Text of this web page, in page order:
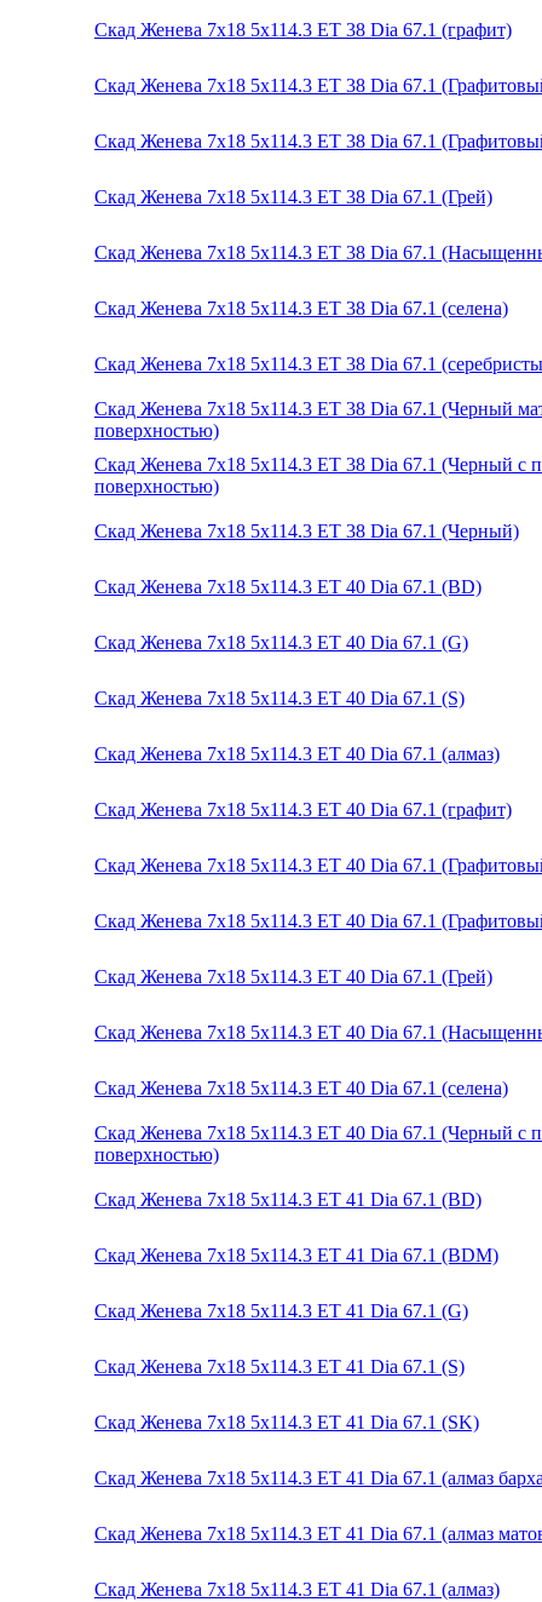
Скад Женева 7x18 5x114.3 ET 38 Dia 67.1 (графит)
Скад Женева 7x18 5x114.3 ET 38 Dia 67.1
Скад Женева 7x18 5x114.3 ET 38 Dia 67.1
Скад Женева 7x18 5x114.3 ET 38 Dia 67.1 (Грей)
Скад Женева 7x18 5x114.3 ET 38 Dia 67.1
Скад Женева 7x18 5x114.3 ET 38 Dia 67.1 (селена)
Скад Женева 7x18 5x114.3 ET 38 Dia 67.1
Скад Женева 7x18 5x114.3 ET 38 Dia 67.1 (Черный
поверхностью)
Скад Женева 7x18 5x114.3 ET 38 Dia 67.1 (Черный с
поверхностью)
Скад Женева 7x18 5x114.3 ET 38 Dia 67.1 (Черный)
Скад Женева 7x18 5x114.3 ET 40 Dia 67.1 (BD)
Скад Женева 7x18 5x114.3 ET 40 Dia 67.1 (G)
Скад Женева 7x18 5x114.3 ET 40 Dia 67.1 (S)
Скад Женева 7x18 5x114.3 ET 40 Dia 67.1 (алмаз)
Скад Женева 7x18 5x114.3 ET 40 Dia 67.1 (графит)
Скад Женева 7x18 5x114.3 ET 40 Dia 67.1
Скад Женева 7x18 5x114.3 ET 40 Dia 67.1
Скад Женева 7x18 5x114.3 ET 40 Dia 67.1 (Грей)
Скад Женева 7x18 5x114.3 ET 40 Dia 67.1
Скад Женева 7x18 5x114.3 ET 40 Dia 67.1 (селена)
Скад Женева 7x18 5x114.3 ET 40 Dia 67.1 (Черный с
поверхностью)
Скад Женева 7x18 5x114.3 ET 41 Dia 67.1 (BD)
Скад Женева 7x18 5x114.3 ET 41 Dia 67.1 (BDM)
Скад Женева 7x18 5x114.3 ET 41 Dia 67.1 (G)
Скад Женева 7x18 5x114.3 ET 41 Dia 67.1 (S)
Скад Женева 7x18 5x114.3 ET 41 Dia 67.1 (SK)
Скад Женева 7x18 5x114.3 ET 41 Dia 67.1 (алмаз
Скад Женева 7x18 5x114.3 ET 41 Dia 67.1 (алмаз
Скад Женева 7x18 5x114.3 ET 41 Dia 67.1 (алмаз)